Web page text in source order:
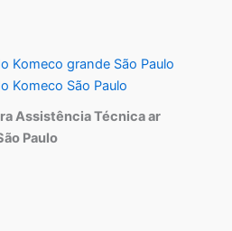
Komeco grande São Paulo
Komeco São Paulo
Assistência Técnica ar
Paulo